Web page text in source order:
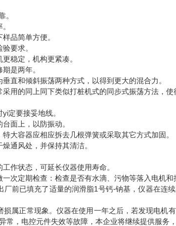
。
品简单方便。
要求。
稳定，机构更紧凑。
是两年。
和倾斜振荡两种方式，以得到更大的混合力。
的同上同下类似打桩机式的同步式振荡方法，使
要接妥地线。
面上，以防振动。
容器应相应拆去几根弹簧或采取其它方式加固。
通风处，并保持其清洁。
状态，可延长仪器使用寿命。
定期检查：检查是否有水滴、污物等落入电机和
已填充了适量的润滑脂1号钙-钠基，仪器在连
正常现象。仪器在使用一年之后，若发现电机
常，电控元件失效等故障，本企业将继续提供服务，